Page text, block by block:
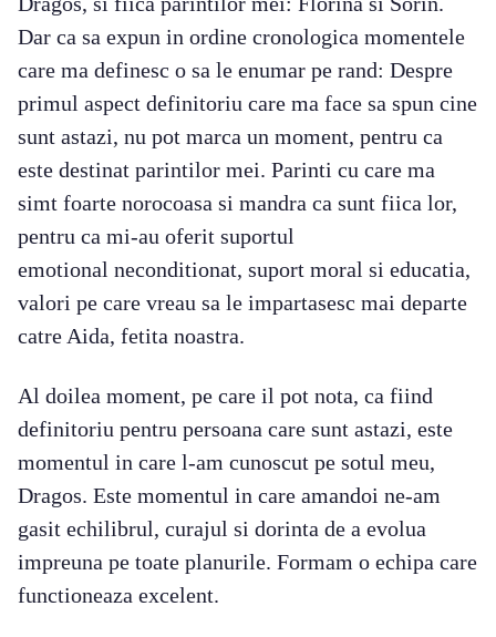
Dar ca sa expun in ordine cronologica momentele
care ma definesc o sa le enumar pe rand: Despre
primul aspect definitoriu care ma face sa spun cine
sunt astazi, nu pot marca un moment, pentru ca
este destinat parintilor mei. Parinti cu care ma
simt foarte norocoasa si mandra ca sunt fiica lor,
pentru ca mi-au oferit suportul
emotional neconditionat, suport moral si educatia,
valori pe care vreau sa le impartasesc mai departe
catre Aida, fetita noastra.
Al doilea moment, pe care il pot nota, ca fiind
definitoriu pentru persoana care sunt astazi, este
momentul in care l-am cunoscut pe sotul meu,
Dragos. Este momentul in care amandoi ne-am
gasit echilibrul, curajul si dorinta de a evolua
impreuna pe toate planurile. Formam o echipa care
functioneaza excelent.